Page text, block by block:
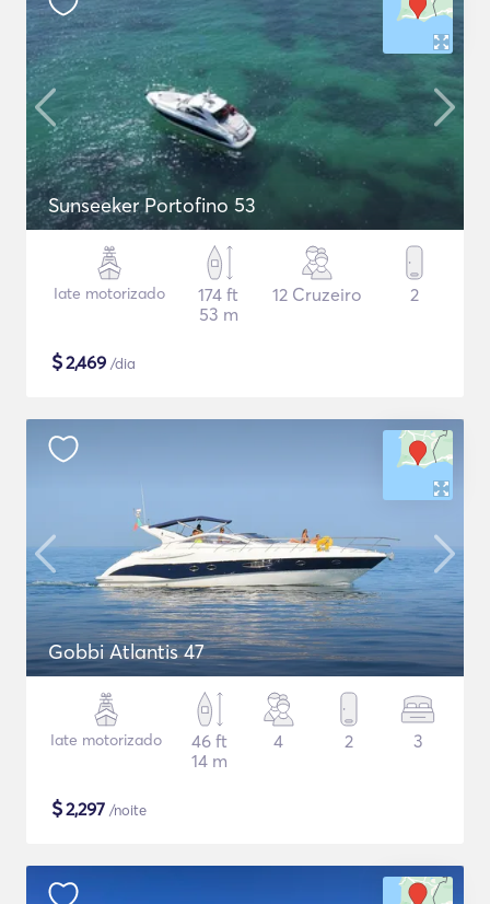
Sunseeker Portofino 53
Iate motorizado
174 ft
53 m
12 Cruzeiro 2
$2,469 /dia
Gobbi Atlantis 47
Iate motorizado
46 ft
14 m
4 2 3
$2,297 /noite